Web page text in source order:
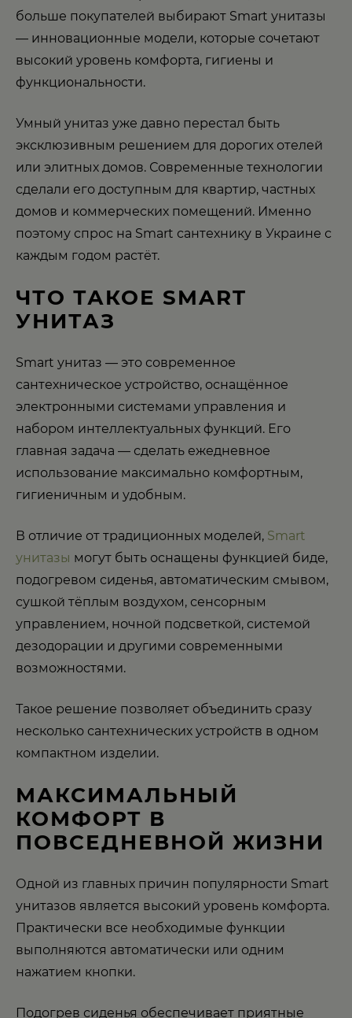
больше покупателей выбирают Smart унитазы
— инновационные модели, которые сочетают
высокий уровень комфорта, гигиены и
функциональности.
Умный унитаз уже давно перестал быть
эксклюзивным решением для дорогих отелей
или элитных домов. Современные технологии
сделали его доступным для квартир, частных
домов и коммерческих помещений. Именно
поэтому спрос на Smart сантехнику в Украине с
каждым годом растёт.
ЧТО ТАКОЕ SMART
УНИТАЗ
Smart унитаз — это современное
сантехническое устройство, оснащённое
электронными системами управления и
набором интеллектуальных функций. Его
главная задача — сделать ежедневное
использование максимально комфортным,
гигиеничным и удобным.
В отличие от традиционных моделей, Smart
унитазы могут быть оснащены функцией биде,
подогревом сиденья, автоматическим смывом,
сушкой тёплым воздухом, сенсорным
управлением, ночной подсветкой, системой
дезодорации и другими современными
возможностями.
Такое решение позволяет объединить сразу
несколько сантехнических устройств в одном
компактном изделии.
МАКСИМАЛЬНЫЙ
КОМФОРТ В
ПОВСЕДНЕВНОЙ ЖИЗНИ
Одной из главных причин популярности Smart
унитазов является высокий уровень комфорта.
Практически все необходимые функции
выполняются автоматически или одним
нажатием кнопки.
Подогрев сиденья обеспечивает приятные